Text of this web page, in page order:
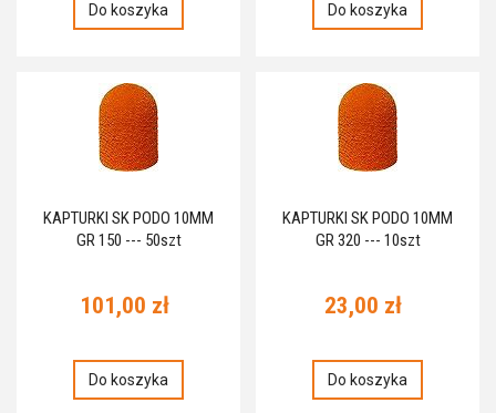
Do koszyka Do koszyka
KAPTURKI SK PODO 10MM
GR 150 --- 50szt
101,00 zł
Do koszyka
KAPTURKI SK PODO 10MM
GR 320 --- 10szt
23,00 zł
Do koszyka